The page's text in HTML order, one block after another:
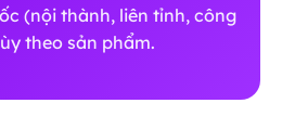
(nội thành, liên tỉnh, công
theo sản phẩm.